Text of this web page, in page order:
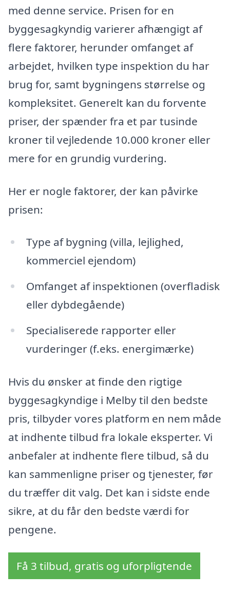
med denne service. Prisen for en
byggesagkyndig varierer afhængigt af
flere faktorer, herunder omfanget af
arbejdet, hvilken type inspektion du har
brug for, samt bygningens størrelse og
kompleksitet. Generelt kan du forvente
priser, der spænder fra et par tusinde
kroner til vejledende 10.000 kroner eller
mere for en grundig vurdering.
Her er nogle faktorer, der kan påvirke
prisen:
Type af bygning (villa, lejlighed,
kommerciel ejendom)
Omfanget af inspektionen (overfladisk
eller dybdegående)
Specialiserede rapporter eller
vurderinger (f.eks. energimærke)
Hvis du ønsker at finde den rigtige
byggesagkyndige i Melby til den bedste
pris, tilbyder vores platform en nem måde
at indhente tilbud fra lokale eksperter. Vi
anbefaler at indhente flere tilbud, så du
kan sammenligne priser og tjenester, før
du træffer dit valg. Det kan i sidste ende
sikre, at du får den bedste værdi for
pengene.
Få 3 tilbud, gratis og uforpligtende